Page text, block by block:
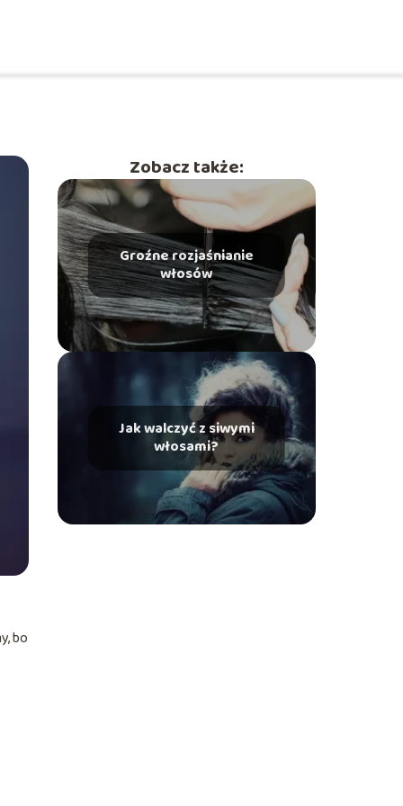
bo
Zobacz także:
Groźne rozjaśnianie
włosów
Jak walczyć z siwymi
włosami?